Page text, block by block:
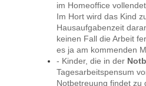
im Homeoffice
Im Hort wird das Kind
Hausaufgabenzeit
keinen Fall die Arbeit
es ja am kommenden
- Kinder, die in der
Tagesarbeitspensum
Notbetreuung findet zu